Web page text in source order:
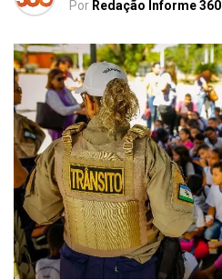
Por Redação Informe 360